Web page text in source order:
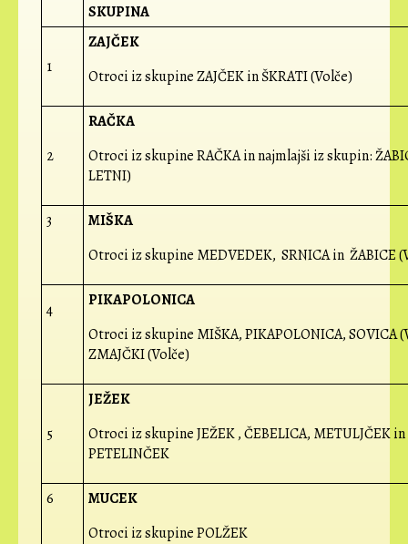
SKUPINA
1
ZAJČEK
Otroci iz skupine ZAJČEK in ŠKRATI (Volče)
2
RAČKA
Otroci iz skupine RAČKA in najmlajši iz skupin:
LETNI)
3
MIŠKA
Otroci iz skupine MEDVEDEK, SRNICA in ŽABICE
4
PIKAPOLONICA
Otroci iz skupine MIŠKA, PIKAPOLONICA, SOVICA
ZMAJČKI (Volče)
5
JEŽEK
Otroci iz skupine JEŽEK , ČEBELICA, METULJČEK in
PETELINČEK
6
MUCEK
Otroci iz skupine POLŽEK